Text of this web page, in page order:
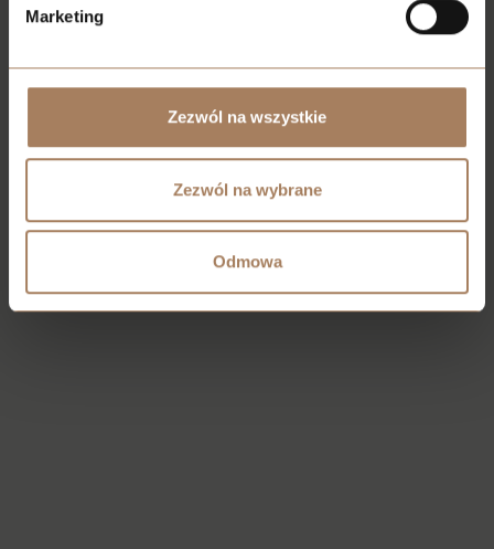
Marketing
Zezwól na wszystkie
Zezwól na wybrane
Odmowa
Skontaktuj się